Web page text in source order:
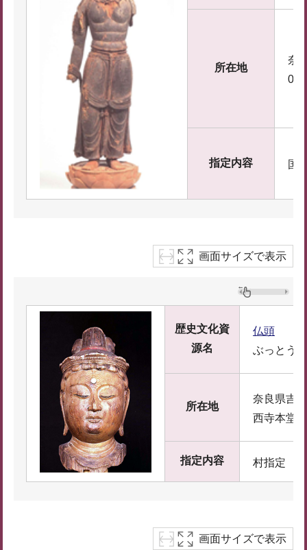
所在地
奈
0
指定内容 国
画面サイズで表示
歴史文化資
源名
仏頭
ぶっとう
所在地
奈良県吉
西寺本堂
指定内容 村指定
画面サイズで表示